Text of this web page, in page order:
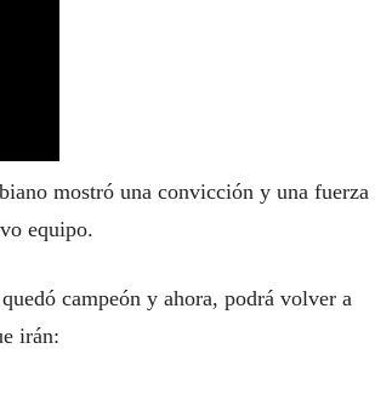
mostró una convicción y una fuerza
equipo.
campeón y ahora, podrá volver a
irán: